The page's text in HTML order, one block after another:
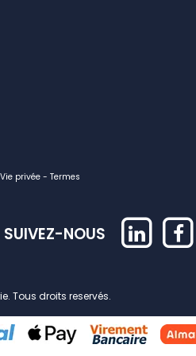
les réglementations. Personnalisez
Vie privée - Termes
SUIVEZ-NOUS
Tous droits reservés.